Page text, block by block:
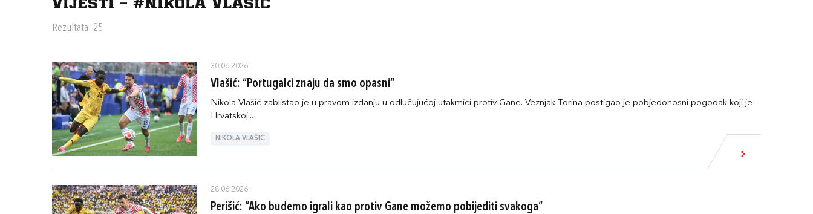
Vijesti - #NIKOLA VLAŠIĆ
Rezultata: 25
30.06.2026.
Vlašić: “Portugalci znaju da smo opasni“
Nikola Vlašić zablistao je u pravom izdanju u odlučujućoj utakmici protiv Gane. Veznjak Torina postigao je pobjedonosni pogodak koji je
Hrvatskoj...
NIKOLA VLAŠIĆ
28.06.2026.
Perišić: “Ako budemo igrali kao protiv Gane možemo pobijediti svakoga“